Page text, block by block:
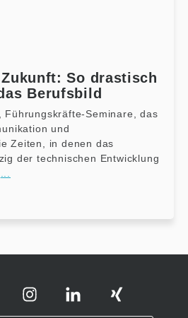
So drastisch
Berufsbild
Führungskräfte-Seminare, das
und
Zeiten, in denen das
der technischen Entwicklung